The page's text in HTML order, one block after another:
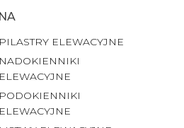
PILASTRY ELEWACYJNE
NADOKIENNIKI
ELEWACYJNE
PODOKIENNIKI
ELEWACYJNE